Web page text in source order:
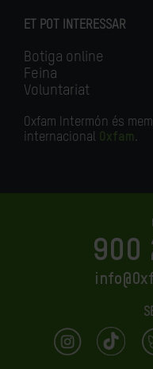
ET POT INTERESSAR
Botiga online
Feina
Voluntariat
Oxfam Intermón és
internacional Oxfam.
900